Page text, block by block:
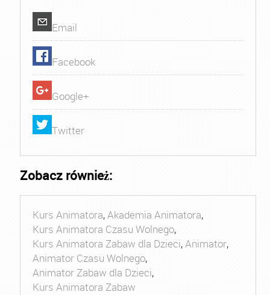
Email
Facebook
Google+
Twitter
Zobacz również:
Kurs Animatora,Akademia Animatora,
Kurs Animatora Czasu Wolnego,
Kurs Animatora Zabaw dla Dzieci,Animator,
Animator Czasu Wolnego,
Animator Zabaw dla Dzieci,
Kurs Animatora Zabaw